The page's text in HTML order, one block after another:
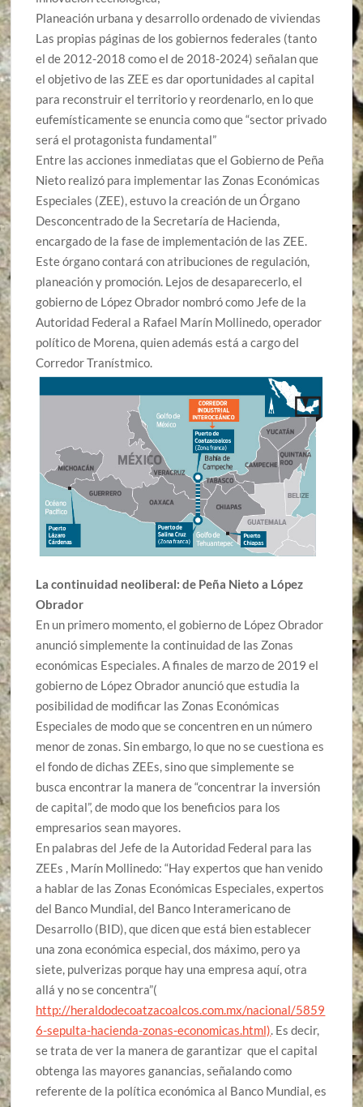
Planeación urbana y desarrollo ordenado de viviendas
Las propias páginas de los gobiernos federales (tanto
el de 2012-2018 como el de 2018-2024) señalan que
el objetivo de las ZEE es dar oportunidades al capital
para reconstruir el territorio y reordenarlo, en lo que
eufemísticamente seenuncia como que “sector privado
será el protagonista fundamental”
Entre las acciones inmediatas que el Gobierno de Peña
Nieto realizó para implementar las Zonas Económicas
Especiales (ZEE), estuvo la creación de un Órgano
Desconcentrado de la Secretaría de Hacienda,
encargado de la fase de implementación de las ZEE.
Este órgano contará con atribuciones de regulación,
planeación y promoción. Lejos de desaparecerlo, el
gobierno de López Obrador nombró como Jefe de la
Autoridad Federal a Rafael Marín Mollinedo, operador
político de Morena, quien además está a cargo del
Corredor Tranístmico.
La continuidad neoliberal: de Peña Nieto a López
Obrador
En un primero momento, el gobierno de López Obrador
anunció simplemente la continuidad de las Zonas
económicas Especiales. A finales de marzo de 2019 el
gobierno de López Obrador anuncióqueestudia la
posibilidad de modificar las Zonas Económicas
Especiales de modo que se concentren en un número
menor de zonas. Sin embargo, lo que no se cuestiona es
el fondo de dichas ZEEs, sinoque simplemente se
busca encontrar la manera de “concentrar la inversión
de capital”, de modo que los beneficios para los
empresarios sean mayores.
En palabras del Jefe de la Autoridad Federal para las
ZEEs
Marín Mollinedo: “Hay expertos que han venido
a hablar de las Zonas Económicas Especiales, expertos
del Banco Mundial, del Banco Interamericano de
Desarrollo (BID), que dicen que está bien establecer
una zona económica especial, dos máximo, pero ya
siete, pulverizas porque hay una empresa aquí, otra
allá y no se concentra”(
http://heraldodecoatzacoalcos.com.mx/nacional/5859
6-sepulta-hacienda-zonas-economicas.html) . Es decir,
se trata de ver la manera de garantizar que el capital
obtenga las mayores ganancias, señalando como
referente de la política económica al Banco Mundial, es